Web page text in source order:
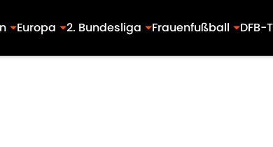
Europa 2. Bundesliga Frauenfußball DFB-